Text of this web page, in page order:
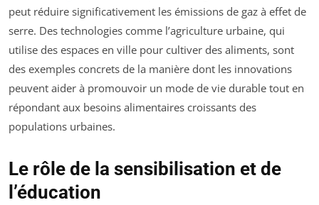
peut réduire significativement les émissions de gaz à effet de
serre. Des technologies comme l’agriculture urbaine, qui
utilise des espaces en ville pour cultiver des aliments, sont
des exemples concrets de la manière dont les innovations
peuvent aider à promouvoir un mode de vie durable tout en
répondant aux besoins alimentaires croissants des
populations urbaines.
Le rôle de la sensibilisation et de
l’éducation